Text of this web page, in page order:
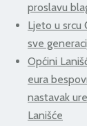
proslavu
Ljeto u srcu
sve
Općini
eura
nastavak
Lanišće